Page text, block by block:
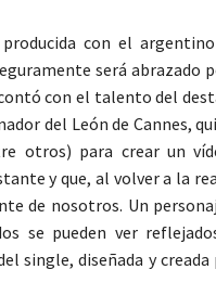
con el argentino
será abrazado
con el talento del
del León de Cannes,
otros) para crear un
y que, al volver a la
de nosotros. Un
se pueden ver
single, diseñada y creada